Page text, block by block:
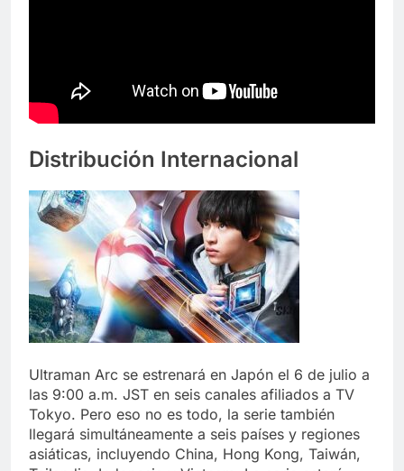
Distribución Internacional
Ultraman Arc se estrenará en Japón el 6 de julio a
las 9:00 a.m. JST en seis canales afiliados a TV
Tokyo. Pero eso no es todo, la serie también
llegará simultáneamente a seis países y regiones
asiáticas, incluyendo China, Hong Kong, Taiwán,